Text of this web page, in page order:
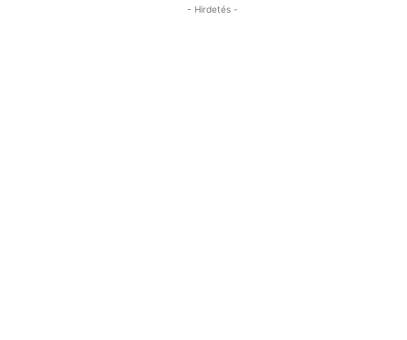
- Hirdetés -